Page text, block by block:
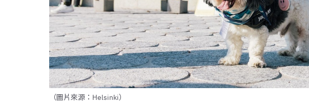
（圖片來源：Helsinki）